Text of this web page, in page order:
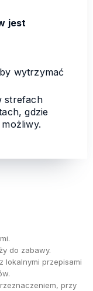
jest
wytrzymać
strefach
gdzie
do zabawy.
lokalnymi przepisami
przy